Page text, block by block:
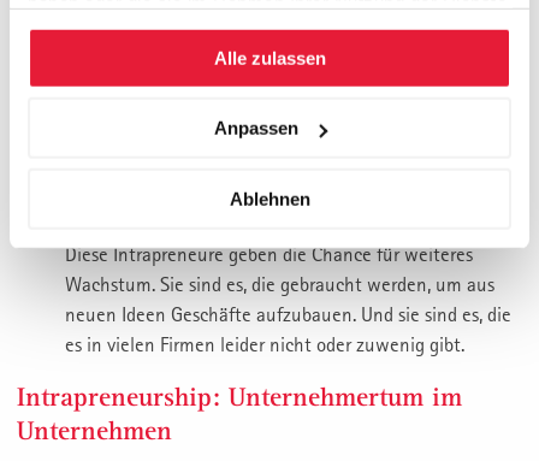
gesammelt haben.
Alle zulassen
Anpassen
Ablehnen
ethisch/moralische Wertmassstäbe.
jedoch, nach dem Prinzip der Zellteilung regelmässig
Diese Intrapreneure geben die Chance für weiteres
Wachstum. Sie sind es, die gebraucht werden, um aus
neuen Ideen Geschäfte aufzubauen. Und sie sind es, die
es in vielen Firmen leider nicht oder zuwenig gibt.
Intrapreneurship: Unternehmertum im
Unternehmen